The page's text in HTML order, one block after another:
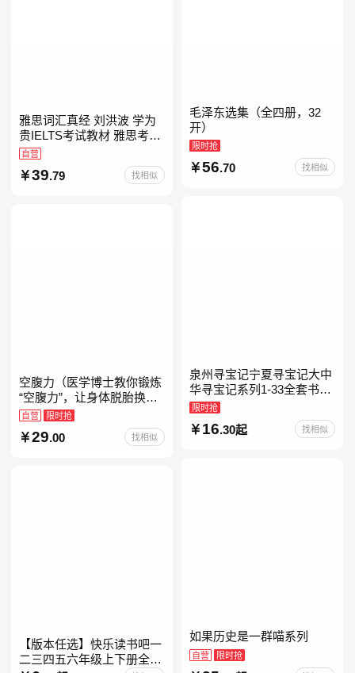
毛泽东选集（全四册，32
开）
限时抢
56.70 找相似
雅思词汇真经 刘洪波 学为
贵IELTS考试教材 雅思考试
资料单词书核心词汇书
自营
39.79 找相似
泉州寻宝记宁夏寻宝记大中
华寻宝记系列1-33全套书32
册【含新书宁夏寻宝记】当
当自营正版6-12岁新疆海南
广东福建河北黑
限时抢
16.30起 找相似
空腹力（医学博士教你锻炼
“空腹力”，让身体脱胎换
骨！）
自营 限时抢
29.00 找相似
如果历史是一群喵系列
自营 限时抢
【版本任选】快乐读书吧一
二三四五六年级上下册全套